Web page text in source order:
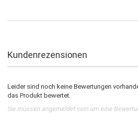
Kundenrezensionen
Leider sind noch keine Bewertungen
das Produkt bewertet.
Sie müssen angemeldet sein um eine